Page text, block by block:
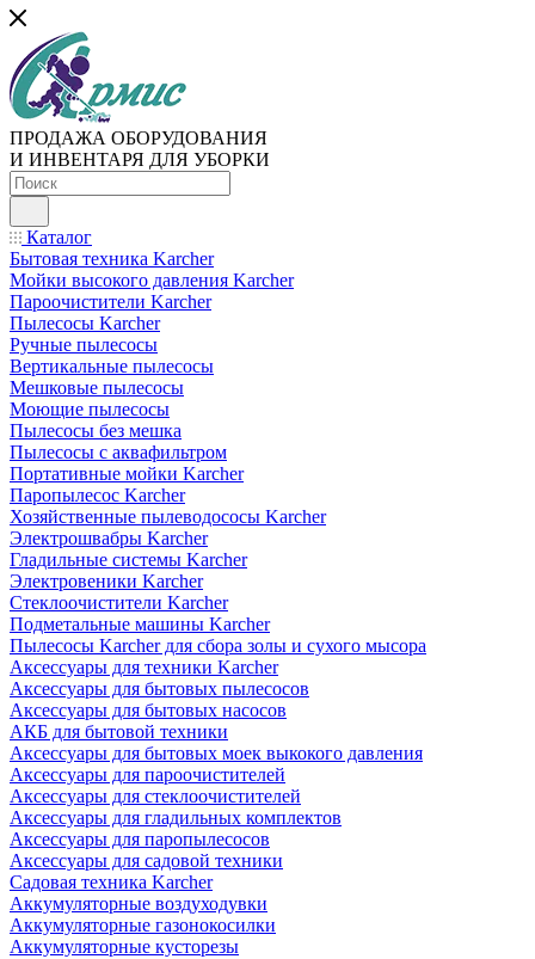
ПРОДАЖА ОБОРУДОВАНИЯ
И ИНВЕНТАРЯ ДЛЯ УБОРКИ
Каталог
Бытовая техника Karcher
Мойки высокого давления Karcher
Пароочистители Karcher
Пылесосы Karcher
Ручные пылесосы
Вертикальные пылесосы
Мешковые пылесосы
Моющие пылесосы
Пылесосы без мешка
Пылесосы с аквафильтром
Портативные мойки Karcher
Паропылесос Karcher
Хозяйственные пылеводососы Karcher
Электрошвабры Karcher
Гладильные системы Karcher
Электровеники Karcher
Стеклоочистители Karcher
Подметальные машины Karcher
Пылесосы Karcher для сбора золы и сухого мысора
Аксессуары для техники Karcher
Аксессуары для бытовых пылесосов
Аксессуары для бытовых насосов
АКБ для бытовой техники
Аксессуары для бытовых моек выкокого давления
Аксессуары для пароочистителей
Аксессуары для стеклоочистителей
Аксессуары для гладильных комплектов
Аксессуары для паропылесосов
Аксессуары для садовой техники
Садовая техника Karcher
Аккумуляторные воздуходувки
Аккумуляторные газонокосилки
Аккумуляторные кусторезы